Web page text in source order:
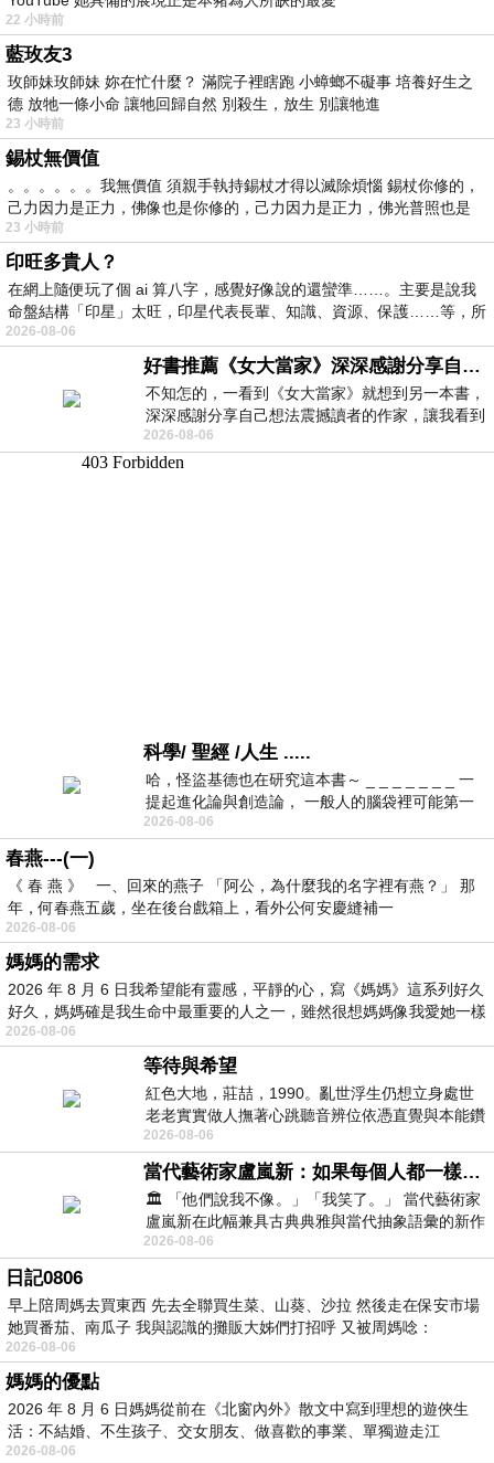
22 小時前
藍玫友3
玫師妹玫師妹 妳在忙什麼？ 滿院子裡瞎跑 小蟑螂不礙事 培養好生之
德 放牠一條小命 讓牠回歸自然 別殺生，放生 別讓牠進
23 小時前
錫杖無價值
。。。。。。我無價值 須親手執持錫杖才得以滅除煩惱 錫杖你修的，
己力因力是正力，佛像也是你修的，己力因力是正力，佛光普照也是
23 小時前
印旺多貴人？
在網上隨便玩了個 ai 算八字，感覺好像說的還蠻準……。主要是說我
命盤結構「印星」太旺，印星代表長輩、知識、資源、保護……等，所
2026-08-06
好書推薦《女大當家》深深感謝分享自己想法震撼讀者的作家，讓我看到不同樣貌的家庭！
不知怎的，一看到《女大當家》就想到另一本書，
深深感謝分享自己想法震撼讀者的作家，讓我看到
不同樣貌的家庭！ 《女大
2026-08-06
科學/ 聖經 /人生 .....
哈，怪盜基德也在研究這本書～ _ _ _ _ _ _ _ 一
提起進化論與創造論， 一般人的腦袋裡可能第一
時間就有「 進化論很科
2026-08-06
春燕---(一)
《 春 燕 》 一、回來的燕子 「阿公，為什麼我的名字裡有燕？」 那
年，何春燕五歲，坐在後台戲箱上，看外公何安慶縫補一
2026-08-06
媽媽的需求
2026 年 8 月 6 日我希望能有靈感，平靜的心，寫《媽媽》這系列好久
好久，媽媽確是我生命中最重要的人之一，雖然很想媽媽像我愛她一樣
2026-08-06
等待與希望
紅色大地，莊喆，1990。亂世浮生仍想立身處世
老老實實做人撫著心跳聽音辨位依憑直覺與本能鑽
向裂隙的亮處探索另一個心聲另一個共鳴的
2026-08-06
當代藝術家盧嵐新：如果每個人都一樣，這世界該有多無聊？
🏛️ 「他們說我不像。」「我笑了。」 當代藝術家
盧嵐新在此幅兼具古典典雅與當代抽象語彙的新作
中，以沈靜的藍色空間為背景，描繪了
2026-08-06
日記0806
早上陪周媽去買東西 先去全聯買生菜、山葵、沙拉 然後走在保安市場
她買番茄、南瓜子 我與認識的攤販大姊們打招呼 又被周媽唸：
2026-08-06
媽媽的優點
2026 年 8 月 6 日媽媽從前在《北窗內外》散文中寫到理想的遊俠生
活：不結婚、不生孩子、交女朋友、做喜歡的事業、單獨遊走江
湖⋯⋯，
2026-08-06